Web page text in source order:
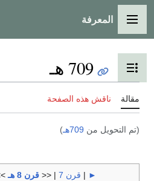
القائمة الرئيسية
المعرفة
تبديل عرض جدول المحتويات
709 هـ
مقالة ناقش هذه الصفحة
(تم التحويل من 709هـ )
►
| قرن 7 | <<قرن 8 هـ |